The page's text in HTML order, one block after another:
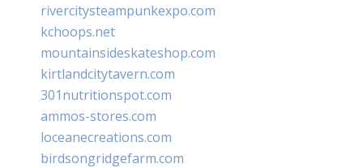
rivercitysteampunkexpo.com
kchoops.net
mountainsideskateshop.com
kirtlandcitytavern.com
301nutritionspot.com
ammos-stores.com
loceanecreations.com
birdsongridgefarm.com